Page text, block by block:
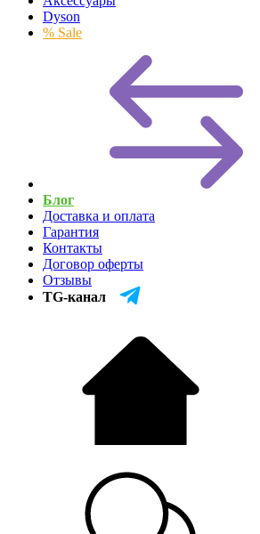
Dyson
% Sale
Блог
Доставка и оплата
Гарантия
Контакты
Договор оферты
Отзывы
TG-канал